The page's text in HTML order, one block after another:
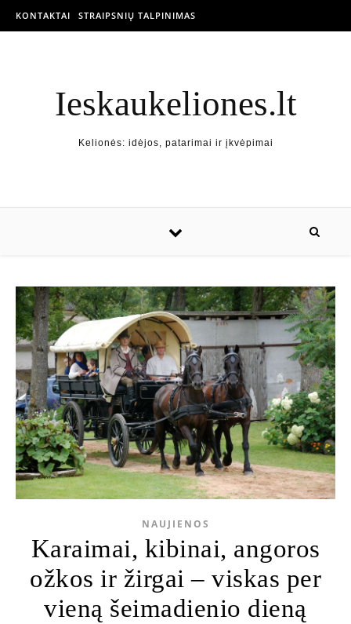
KONTAKTAI STRAIPSNIŲ TALPINIMAS
Ieskaukeliones.lt
Kelionės: idėjos, patarimai ir įkvėpimai
NAUJIENOS
Karaimai, kibinai, angoros
ožkos ir žirgai – viskas per
vieną šeimadienio dieną